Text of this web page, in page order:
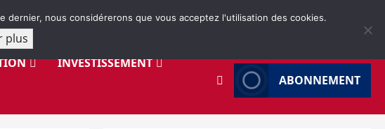
INVESTISSEMENT
ABONNEMENT
nous considérerons que vous acceptez l'utilisation des cookies.
plus